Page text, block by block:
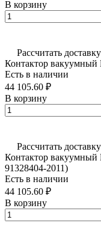
В корзину
Рассчитать доставку
Контактор
Есть в наличии
44 105.60 ₽
В корзину
Рассчитать доставку
Контактор
91328404-2011)
Есть в наличии
44 105.60 ₽
В корзину